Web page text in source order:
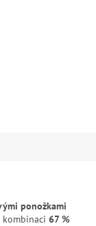
ponožkami
kombinaci 67 %